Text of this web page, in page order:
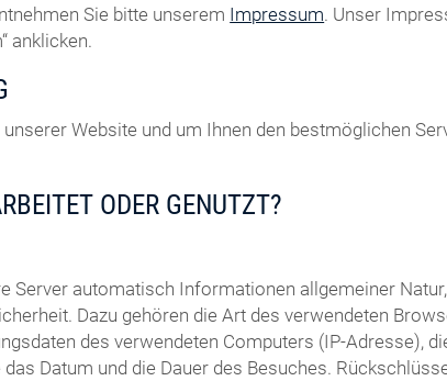
Sie bitte unserem Impressum. Unser
anklicken.
Website und um Ihnen den bestmöglichen
ODER GENUTZT?
Server automatisch Informationen allgemeiner
Dazu gehören die Art des verwendeten
des verwendeten Computers (IP-Adresse),
Datum und die Dauer des Besuches.